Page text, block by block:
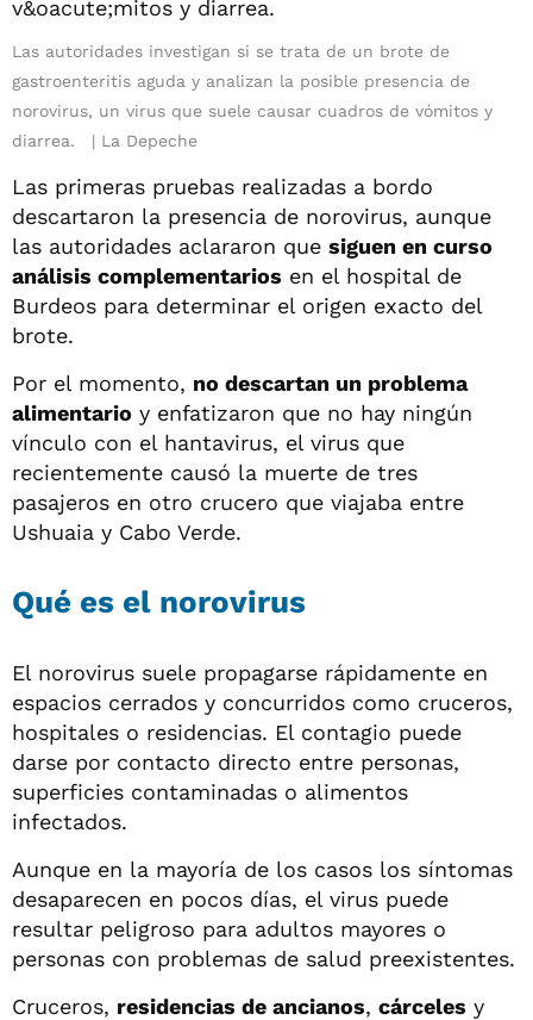
Las autoridades investigan si se trata de un brote de
gastroenteritis aguda y analizan la posible presencia de
norovirus, un virus que suele causar cuadros de vómitos y
diarrea.
La Depeche
Las primeras pruebas realizadas a bordo
descartaron la presencia de norovirus, aunque
las autoridades aclararon que siguen en curso
análisis complementarios en el hospital de
Burdeos para determinar el origen exacto del
brote.
Por el momento, no descartan un problema
alimentario y enfatizaron que no hay ningún
vínculo con el hantavirus, el virus que
recientemente causó la muerte de tres
pasajeros en otro crucero que viajaba entre
Ushuaia y Cabo Verde.
Qué es el norovirus
El norovirus suele propagarse rápidamente en
espacios cerrados y concurridos como cruceros,
hospitales o residencias. El contagio puede
darse por contacto directo entre personas,
superficies contaminadas o alimentos
infectados.
Aunque en la mayoría de los casos los síntomas
desaparecen en pocos días, el virus puede
resultar peligroso para adultos mayores o
personas con problemas de salud preexistentes.
Cruceros, residencias de ancianos, cárceles y